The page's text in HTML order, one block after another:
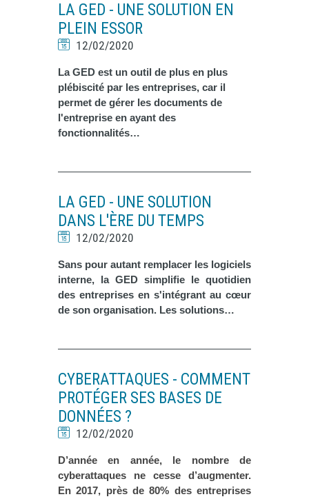
LA GED - UNE SOLUTION EN
PLEIN ESSOR
12/02/2020
La GED est un outil de plus en plus
plébiscité par les entreprises, car il
permet de gérer les documents de
l'entreprise en ayant des
fonctionnalités…
LA GED - UNE SOLUTION
DANS L'ÈRE DU TEMPS
12/02/2020
Sans pour autant remplacer les logiciels
interne, la GED simplifie le quotidien
des entreprises en s'intégrant au cœur
de son organisation. Les solutions…
CYBERATTAQUES - COMMENT
PROTÉGER SES BASES DE
DONNÉES ?
12/02/2020
D’année en année, le nombre de
cyberattaques ne cesse d’augmenter.
En 2017, près de 80% des entreprises